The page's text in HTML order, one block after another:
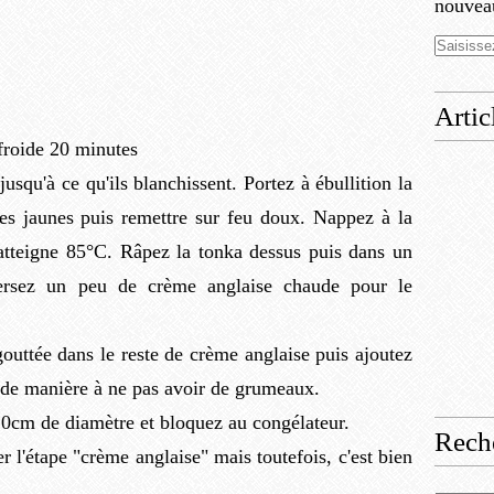
20 minutes
ce qu'ils blanchissent. Portez à ébullition la
jaunes puis remettre sur feu doux. Nappez à la
85°C. Râpez la tonka dessus puis dans un
un peu de crème anglaise chaude pour le
dans le reste de crème anglaise puis ajoutez
manière à ne pas avoir de grumeaux.
de diamètre et bloquez au congélateur.
l'étape "crème anglaise" mais toutefois, c'est bien